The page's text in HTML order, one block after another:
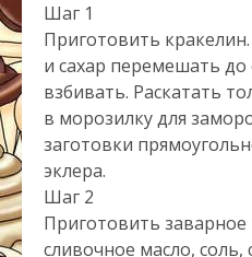
Шаг 1
Приготовить
и сахар перемешать до
взбивать. Раскатать
в морозилку для
заготовки
эклера.
Шаг 2
Приготовить
сливочное масло, соль,